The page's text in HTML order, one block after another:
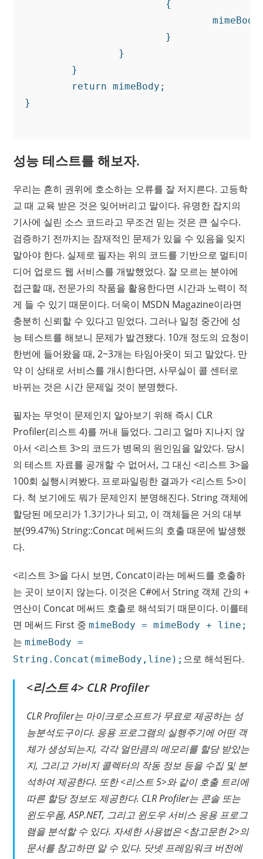
				mimeBody = mimeBody + line;
}
성능 테스트를 해보자.
우리는 흔히 권위에 호소하는 오류를 잘 저지른다. 고등학
교 때 교육 받은 것은 잊어버리고 말이다. 유명한 잡지의
기사에 실린 소스 코드라고 무조건 믿는 것은 큰 실수다.
검증하기 전까지는 잠재적인 문제가 있을 수 있음을 잊지
말아야 한다. 실제로 필자는 위의 코드를 기반으로 멀티미
디어 업로드 웹 서비스를 개발했었다. 잘 모르는 분야에
접근할 때, 전문가의 작품을 활용한다면 시간과 노력이 적
게 들 수 있기 때문이다. 더욱이 MSDN Magazine이라면
충분히 신뢰할 수 있다고 믿었다. 그러나 일정 중간에 성
능 테스트를 해보니 문제가 발견됐다. 10개 정도의 요청이
한번에 들어왔을 때, 2~3개는 타임아웃이 되고 말았다. 만
약 이 상태로 서비스를 개시한다면, 사무실이 콜 센터로
바뀌는 것은 시간 문제일 것이 분명했다.
필자는 무엇이 문제인지 알아보기 위해 즉시 CLR
Profiler(리스트 4)를 꺼내 들었다. 그리고 얼마 지나지 않
아서 <리스트 3>의 코드가 병목의 원인임을 알았다. 당시
의 테스트 자료를 공개할 수 없어서, 그 대신 <리스트 3>을
100회 실행시켜봤다. 프로파일링한 결과가 <리스트 5>이
다. 척 보기에도 뭐가 문제인지 분명해진다. String 객체에
할당된 메모리가 1.3기가나 되고, 이 객체들은 거의 대부
분(99.47%) String::Concat 메써드의 호출 때문에 발생했
다.
<리스트 3>을 다시 보면, Concat이라는 메써드를 호출하
는 곳이 보이지 않는다. 이것은 C#에서 String 객체 간의 +
연산이 Concat 메써드 호출로 해석되기 때문이다. 이를테
면 메써드 First 중mimeBody = mimeBody + line;
는mimeBody =
String.Concat(mimeBody,line); 으로 해석된다.
<리스트 4> CLR Profiler
CLR Profiler는 마이크로소프트가 무료로 제공하는 성
능분석도구이다. 응용 프로그램의 실행주기에 어떤 객
체가 생성되는지, 각각 얼만큼의 메모리를 할당 받았는
지, 그리고 가비지 콜렉터의 작동 정보 등을 수집 및 분
석하여 제공한다. 또한 <리스트 5>와 같이 호출 트리에
따른 할당 정보도 제공한다. CLR Profiler는 콘솔 또는
윈도우폼, ASP.NET, 그리고 윈도우 서비스 응용 프로그
램을 분석할 수 있다. 자세한 사용법은 <참고문헌 2>의
문서를 참고하면 알 수 있다. 닷넷 프레임워크 버전에